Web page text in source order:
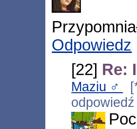
Odpowiedz
[22] Re:
Maziu♂